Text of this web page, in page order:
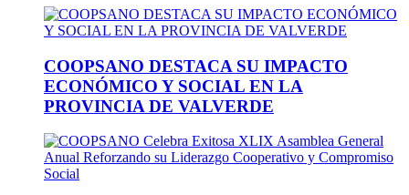
COOPSANO DESTACA SU IMPACTO
ECONÓMICO Y SOCIAL EN LA
PROVINCIA DE VALVERDE